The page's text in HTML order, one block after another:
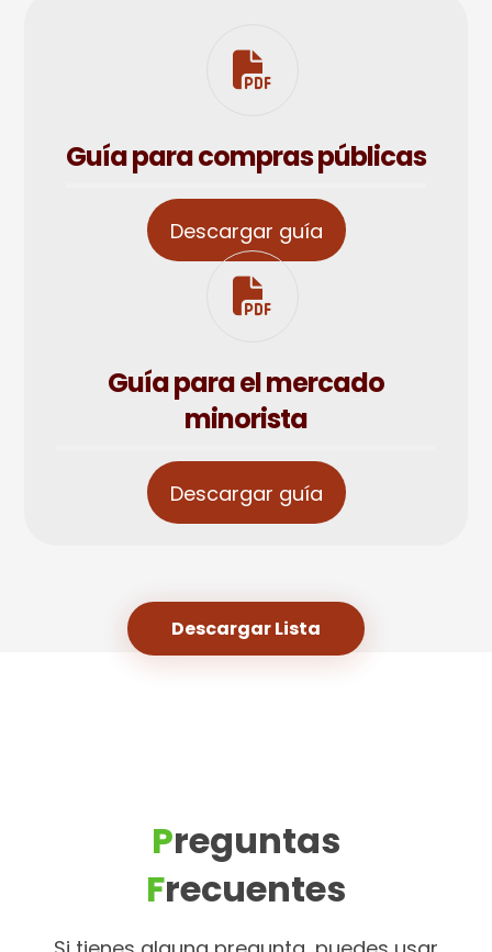
Guía para compras públicas
Descargar guía
Guía para el mercado
minorista
Descargar guía
Descargar Lista
Preguntas
Frecuentes